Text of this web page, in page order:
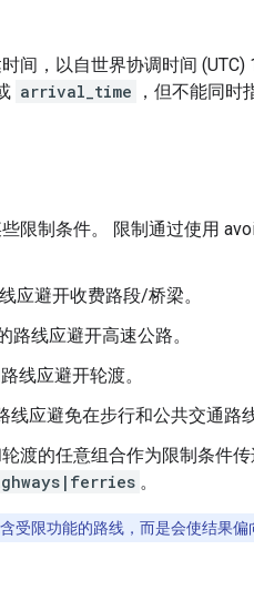
间，以自世界协调时间
arrival_time ，但不能同时
限制条件。 限制通过使用
应避开收费路段/桥梁。
路线应避开高速公路。
线应避开轮渡。
线应避免在步行和公共交通路
渡的任意组合作为限制条件
。
受限功能的路线，而是会使结果偏